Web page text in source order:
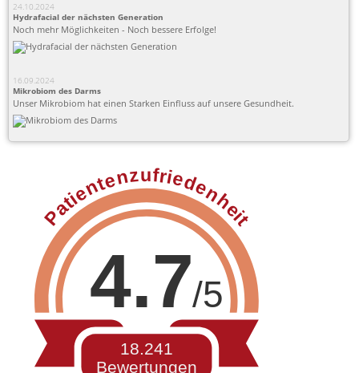
24.10.2024
Hydrafacial der nächsten Generation
Noch mehr Möglichkeiten - Noch bessere Erfolge!
16.09.2024
Mikrobiom des Darms
Unser Mikrobiom hat einen Starken Einfluss auf unsere Gesundheit.
4.7/5
Patientenzufriedenheit
18.241
Bewertungen